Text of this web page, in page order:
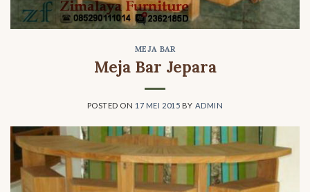
MEJA BAR
Meja Bar Jepara
POSTED ON 17 MEI 2015 BY ADMIN